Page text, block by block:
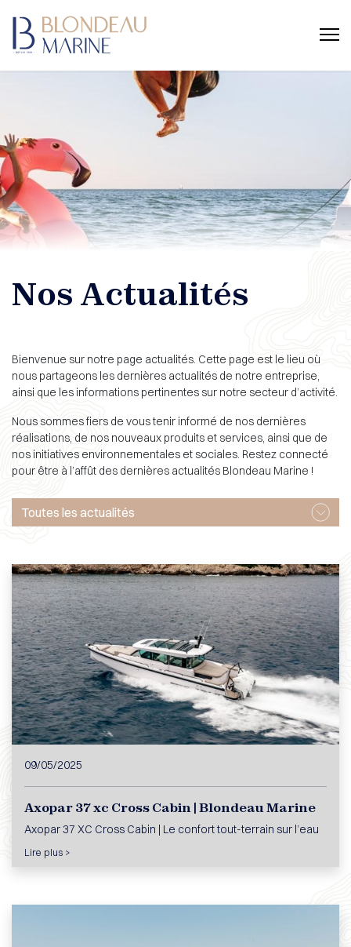
Nos Actualités
Bienvenue sur notre page actualités. Cette page est le lieu où
nous partageons les dernières actualités de notre entreprise,
ainsi que les informations pertinentes sur notre secteur d’activité.
Nous sommes fiers de vous tenir informé de nos dernières
réalisations, de nos nouveaux produits et services, ainsi que de
nos initiatives environnementales et sociales. Restez connecté
pour être à l’affût des dernières actualités Blondeau Marine !
09/05/2025
Axopar 37 xc Cross Cabin | Blondeau Marine
Axopar 37 XC Cross Cabin | Le confort tout-terrain sur l’eau
Lire plus >